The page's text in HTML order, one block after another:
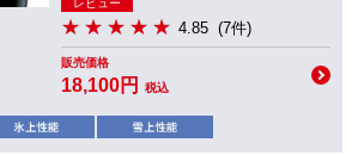
レビュー
4.85 (7件)
販売価格
18,100円 税込